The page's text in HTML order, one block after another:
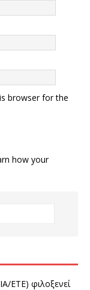
browser for the
how your
ΕΤΕ) φιλοξενεί